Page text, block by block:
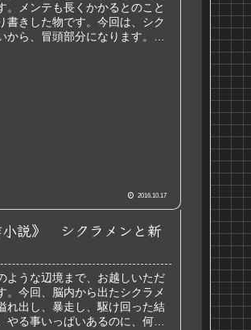
。メンテも長くかかるとのこと
書きした物です。今回は、シク
ら、冒頭部分になります。私
2016.10.17
小説》 シクラメンと新
ような辺境まで、お越しいただ
。今回、脳内から出たシクラメ
れ出し、暴走し、駆け回った結
る事いっぱいあるのに、何や